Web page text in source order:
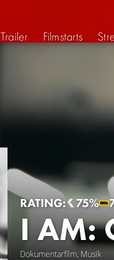
Trailer Filmstarts
RATING: 75%
I AM:
Dokumentarfilm, Musik